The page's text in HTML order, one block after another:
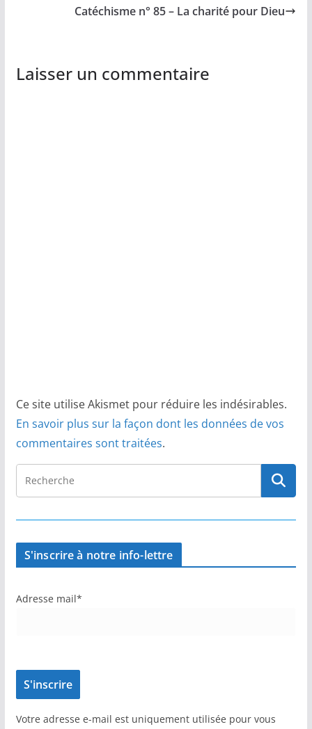
Catéchisme n° 85 – La charité pour Dieu
Laisser un commentaire
Ce site utilise Akismet pour réduire les indésirables.
En savoir plus sur la façon dont les données de vos
commentaires sont traitées.
S'inscrire à notre info-lettre
Adresse mail*
Votre adresse e-mail est uniquement utilisée pour vous